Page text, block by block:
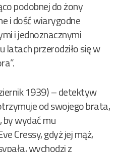
podobnej do żony
i dość wiarygodne
i jednoznacznymi
latach przerodziło się w
1939) – detektyw
od swojego brata,
by wydać mu
Cressy, gdyż jej mąż,
wychodzi z